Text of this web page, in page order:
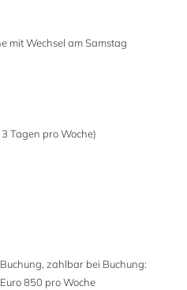
mit Wechsel am Samstag
Tagen pro Woche)
zahlbar bei Buchung:
850 pro Woche